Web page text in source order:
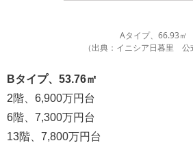
Aタイプ、66.93㎡
（出典：イニシア日暮里 公
Bタイプ、53.76㎡
2階、6,900万円台
6階、7,300万円台
13階、7,800万円台